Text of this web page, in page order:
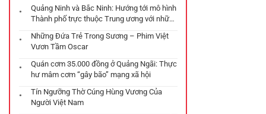
Quảng Ninh và Bắc Ninh: Hướng tới mô hình
Thành phố trực thuộc Trung ương với những
Những Đứa Trẻ Trong Sương – Phim Việt
Vươn Tầm Oscar
Quán cơm 35.000 đồng ở Quảng Ngãi: Thực
hư mâm cơm “gây bão” mạng xã hội
Tín Ngưỡng Thờ Cúng Hùng Vương Của
Người Việt Nam